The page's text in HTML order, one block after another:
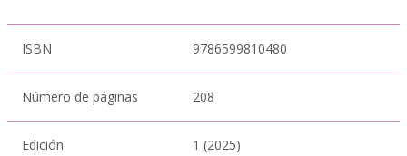
ISBN 9786599810480
Número de páginas 208
Edición 1 (2025)